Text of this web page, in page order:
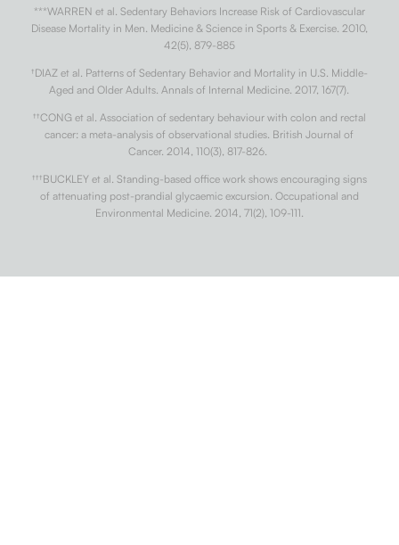
***WARREN et al. Sedentary Behaviors Increase Risk of Cardiovascular
Disease Mortality in Men. Medicine & Science in Sports & Exercise. 2010,
42(5), 879-885
†DIAZ et al. Patterns of Sedentary Behavior and Mortality in U.S. Middle-
Aged and Older Adults. Annals of Internal Medicine. 2017, 167(7).
††CONG et al. Association of sedentary behaviour with colon and rectal
cancer: a meta-analysis of observational studies. British Journal of
Cancer. 2014, 110(3), 817-826.
†††BUCKLEY et al. Standing-based office work shows encouraging signs
of attenuating post-prandial glycaemic excursion. Occupational and
Environmental Medicine. 2014, 71(2), 109-111.